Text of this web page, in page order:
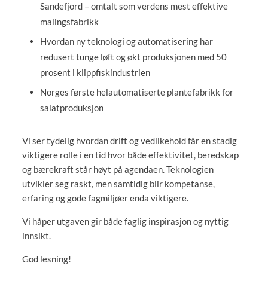
Sandefjord – omtalt som verdens mest effektive
malingsfabrikk
Hvordan ny teknologi og automatisering har
redusert tunge løft og økt produksjonen med 50
prosent i klippfiskindustrien
Norges første helautomatiserte plantefabrikk for
salatproduksjon
Vi ser tydelig hvordan drift og vedlikehold får en stadig
viktigere rolle i en tid hvor både effektivitet, beredskap
og bærekraft står høyt på agendaen. Teknologien
utvikler seg raskt, men samtidig blir kompetanse,
erfaring og gode fagmiljøer enda viktigere.
Vi håper utgaven gir både faglig inspirasjon og nyttig
innsikt.
God lesning!